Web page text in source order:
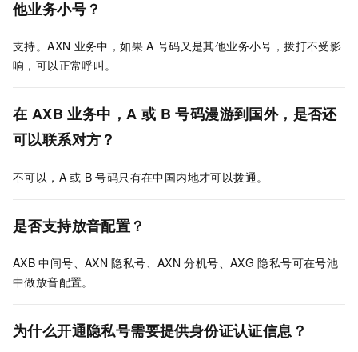
他业务小号？
支持。AXN 业务中，如果 A 号码又是其他业务小号，拨打不受影
响，可以正常呼叫。
在 AXB 业务中，A 或 B 号码漫游到国外，是否还
可以联系对方？
不可以，A 或 B 号码只有在中国内地才可以拨通。
是否支持放音配置？
AXB 中间号、AXN 隐私号、AXN 分机号、AXG 隐私号可在号池
中做放音配置。
为什么开通隐私号需要提供身份证认证信息？